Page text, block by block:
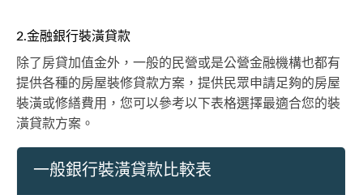
2.金融銀行裝潢貸款
除了房貸加值金外，一般的民營或是公營金融機構也都有
提供各種的房屋裝修貸款方案，提供民眾申請足夠的房屋
裝潢或修繕費用，您可以參考以下表格選擇最適合您的裝
潢貸款方案。
一般銀行裝潢貸款比較表